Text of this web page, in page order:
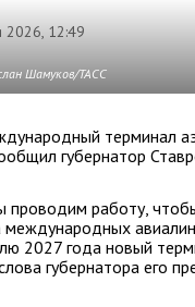
12:49
Шамуков/ТАСС
терминал
губернатор
проводим работу,
2027 года новый
губернатора его